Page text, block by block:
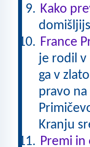
Kako
France
je rodil v
ga v
pravo
Kranju
Premi